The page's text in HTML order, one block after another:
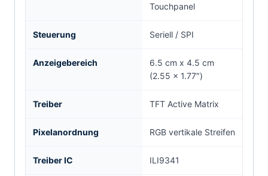
Touchpanel
Steuerung Seriell / SPI
Anzeigebereich
6.5 cm x 4.5 cm
(2.55 x 1.77″)
Treiber TFT Active Matrix
Pixelanordnung RGB vertikale Streifen
Treiber IC ILI9341